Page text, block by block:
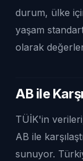
durum, ülke
yaşam
olarak
AB ile
TÜİK'in
AB ile
sunuyor.